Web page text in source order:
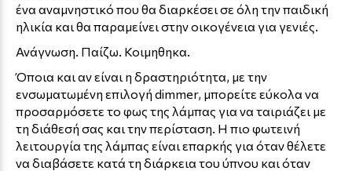
ένα αναμνηστικό που θα διαρκέσει σε όλη την παιδική
ηλικία και θα παραμείνει στην οικογένεια για γενιές.
Ανάγνωση. Παίζω. Κοιμηθηκα.
Όποια και αν είναι η δραστηριότητα, με την
ενσωματωμένη επιλογή dimmer, μπορείτε εύκολα να
προσαρμόσετε το φως της λάμπας για να ταιριάζει με
τη διάθεσή σας και την περίσταση. Η πιο φωτεινή
λειτουργία της λάμπας είναι επαρκής για όταν θέλετε
να διαβάσετε κατά τη διάρκεια του ύπνου και όταν